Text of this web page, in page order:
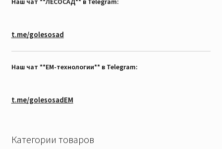
t.me/golesosad
Наш чат **EM-технологии** в Telegram:
t.me/golesosadEM
Категории товаров